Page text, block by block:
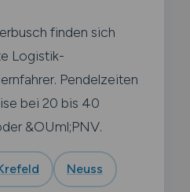
finden sich
Logistik-
Pendelzeiten
bei 20 bis 40
&OUml;PNV.
Neuss